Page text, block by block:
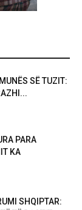
SË TUZIT:
PARA
KA
SHQIPTAR: